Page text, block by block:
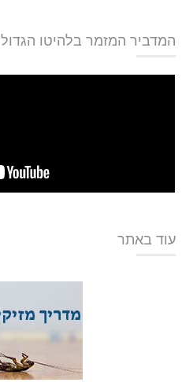
המדביר המזמר בלהיטו הגדול
עוד באתר